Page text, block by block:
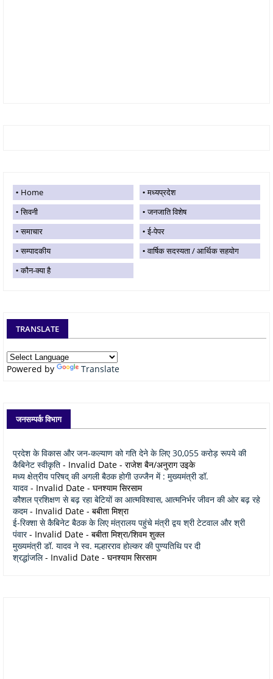
Home
मध्यप्रदेश
सिवनी
जनजाति विशेष
समाचार
ई-पेपर
सम्पादकीय
वार्षिक सदस्यता / आर्थिक सहयोग
कौन-क्या है
TRANSLATE
Powered by Translate
जनसम्पर्क विभाग
प्रदेश के विकास और जन-कल्याण को गति देने के लिए 30,055 करोड़ रूपये की
कैबिनेट स्वीकृति - Invalid Date - राजेश बैन/अनुराग उइके
मध्य क्षेत्रीय परिषद् की अगली बैठक होगी उज्जैन में : मुख्यमंत्री डॉ.
यादव - Invalid Date - घनश्याम सिरसाम
कौशल प्रशिक्षण से बढ़ रहा बेटियों का आत्मविश्वास, आत्मनिर्भर जीवन की ओर बढ़ रहे
कदम- Invalid Date - बबीता मिश्रा
ई-रिक्शा से कैबिनेट बैठक के लिए मंत्रालय पहुंचे मंत्री द्वय श्री टेटवाल और श्री
पंवार- Invalid Date - बबीता मिश्रा/शिवम शुक्ल
मुख्यमंत्री डॉ. यादव ने स्व. मल्हारराव होल्कर की पुण्यतिथि पर दी
श्रद्धांजलि- Invalid Date - घनश्याम सिरसाम